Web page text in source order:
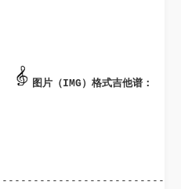
图片（IMG）格式吉他谱：